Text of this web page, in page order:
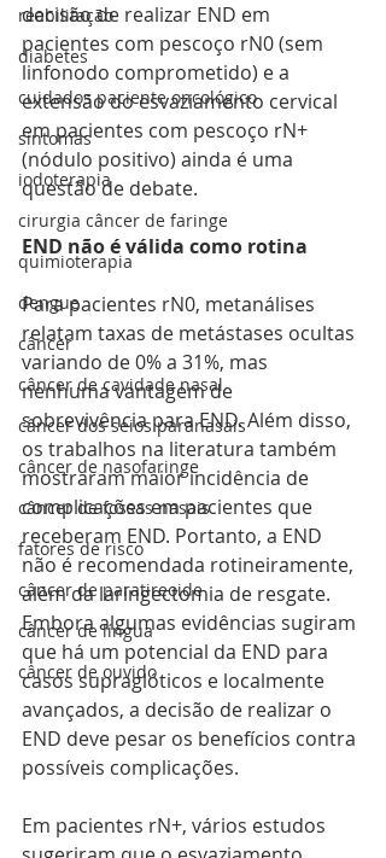
reabilitação
diabetes
cuidados paciente oncológico
sintomas
iodoterapia
cirurgia câncer de faringe
quimioterapia
dengue
câncer
câncer de cavidade nasal
câncer dos seios paranasais
câncer de nasofaringe
câncer de fossas nasais
fatores de risco
câncer de paratireoide
câncer de língua
câncer de ouvido
decisão de realizar END em
pacientes com pescoço rN0 (sem
linfonodo comprometido) e a
extensão do esvaziamento cervical
em pacientes com pescoço rN+
(nódulo positivo) ainda é uma
questão de debate.
END não é válida como rotina
Para pacientes rN0, metanálises
relatam taxas de metástases ocultas
variando de 0% a 31%, mas
nenhuma vantagem de
sobrevivência para END. Além disso,
os trabalhos na literatura também
mostraram maior incidência de
complicações em pacientes que
receberam END. Portanto, a END
não é recomendada rotineiramente,
além da laringectomia de resgate.
Embora algumas evidências sugiram
que há um potencial da END para
casos supraglóticos e localmente
avançados, a decisão de realizar o
END deve pesar os benefícios contra
possíveis complicações.
Em pacientes rN+, vários estudos